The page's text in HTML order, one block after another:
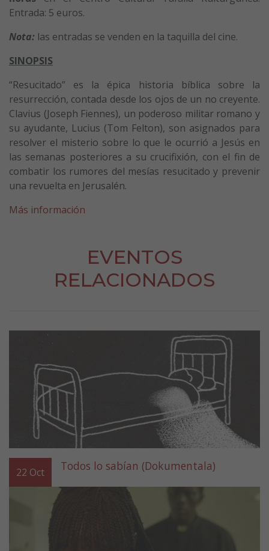
Entrada: 5 euros.
Nota: las entradas se venden en la taquilla del cine.
SINOPSIS
“Resucitado” es la épica historia bíblica sobre la
resurrección, contada desde los ojos de un no creyente.
Clavius (Joseph Fiennes), un poderoso militar romano y
su ayudante, Lucius (Tom Felton), son asignados para
resolver el misterio sobre lo que le ocurrió a Jesús en
las semanas posteriores a su crucifixión, con el fin de
combatir los rumores del mesías resucitado y prevenir
una revuelta en Jerusalén.
Más información
EVENTOS
RELACIONADOS
22 Oct Todos lo sabían (Dokumentala)